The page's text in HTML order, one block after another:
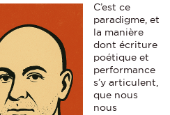
C’est ce
paradigme, et
la manière
dont écriture
poétique et
performance
s’y articulent,
que nous
nous